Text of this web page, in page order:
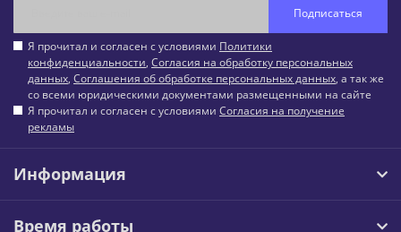
Подписаться
Я прочитал и согласен с условиями Политики
конфиденциальности, Согласия на обработку персональных
данных, Соглашения об обработке персональных данных, а так же
со всеми юридическими документами размещенными на сайте
Я прочитал и согласен с условиями Согласия на получение
рекламы
Информация
Время работы